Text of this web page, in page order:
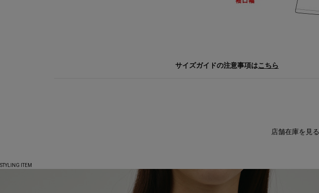
サイズガイドの注意事項はこちら
店舗在庫を見る
STYLING ITEM